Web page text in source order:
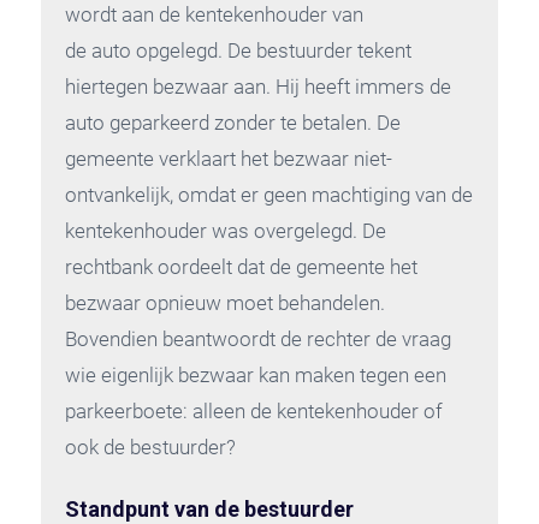
wordt aan de kentekenhouder van
de auto opgelegd. De bestuurder tekent
hiertegen bezwaar aan. Hij heeft immers de
auto geparkeerd zonder te betalen. De
gemeente verklaart het bezwaar niet-
ontvankelijk, omdat er geen machtiging van de
kentekenhouder was overgelegd. De
rechtbank oordeelt dat de gemeente het
bezwaar opnieuw moet behandelen.
Bovendien beantwoordt de rechter de vraag
wie eigenlijk bezwaar kan maken tegen een
parkeerboete: alleen de kentekenhouder of
ook de bestuurder?
Standpunt van de bestuurder